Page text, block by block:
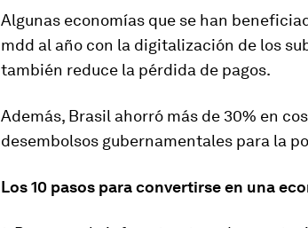
Algunas economías que se han
mdd al año con la digitalización de los
también reduce la pérdida de pagos.
Además, Brasil ahorró más de 30% en
desembolsos gubernamentales para la
Los 10 pasos para convertirse en una